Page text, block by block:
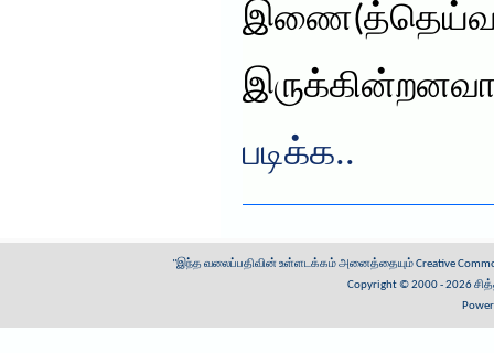
படிக்க..
"இந்த வலைப்பதிவின் உள்ளடக்கம் அனைத்தையும்Creative
Copyright © 2000 - 2026